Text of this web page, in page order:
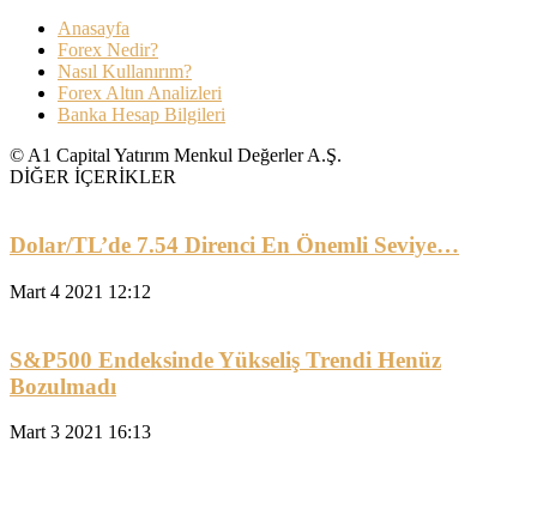
Anasayfa
Forex Nedir?
Nasıl Kullanırım?
Forex Altın Analizleri
Banka Hesap Bilgileri
© A1 Capital Yatırım Menkul Değerler A.Ş.
DİĞER İÇERİKLER
Dolar/TL’de 7.54 Direnci En Önemli Seviye…
Mart 4 2021 12:12
S&P500 Endeksinde Yükseliş Trendi Henüz
Bozulmadı
Mart 3 2021 16:13